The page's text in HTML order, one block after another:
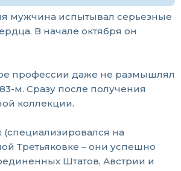
мужчина испытывал серьезные
В начале октября он
профессии даже не размышлял
м. Сразу после получения
коллекции.
на
Третьяковке – они успешно
Штатов, Австрии и